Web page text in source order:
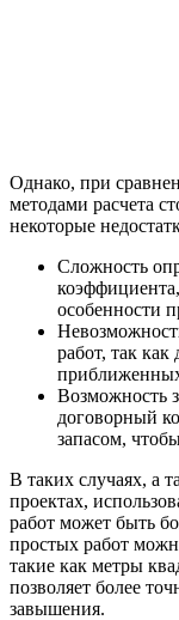
Однако, при
методами расчета
некоторые
Сложность
особенности
работ, так
Возможность
договорный
запасом,
В таких случаях, а
проектах,
работ может быть
простых работ
такие как метры
позволяет более
завышения.